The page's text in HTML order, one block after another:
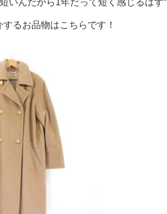
いんだから1年だって短く感じるはず
るお品物はこちらです！